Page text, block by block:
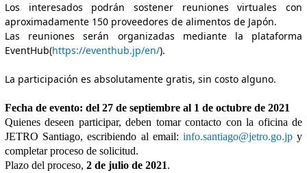
Los interesados podrán sostener reuniones virtuales con
aproximadamente 150 proveedores de alimentos de Japón.
Las reuniones serán organizadas mediante la plataforma
EventHub(https://eventhub.jp/en/).
La participación es absolutamente gratis, sin costo alguno.
Fecha de evento: del 27 de septiembre al 1 de octubre de 2021
Quienes deseen participar, deben tomar contacto con la oficina de
JETRO Santiago, escribiendo al email: info.santiago@jetro.go.jp y
completar proceso de solicitud.
Plazo del proceso, 2 de julio de 2021.